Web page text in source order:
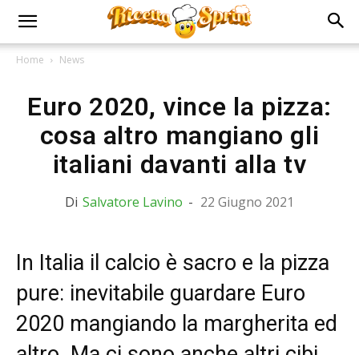
Home News
Euro 2020, vince la pizza:
cosa altro mangiano gli
italiani davanti alla tv
Di Salvatore Lavino - 22 Giugno 2021
In Italia il calcio è sacro e la pizza
pure: inevitabile guardare Euro
2020 mangiando la margherita ed